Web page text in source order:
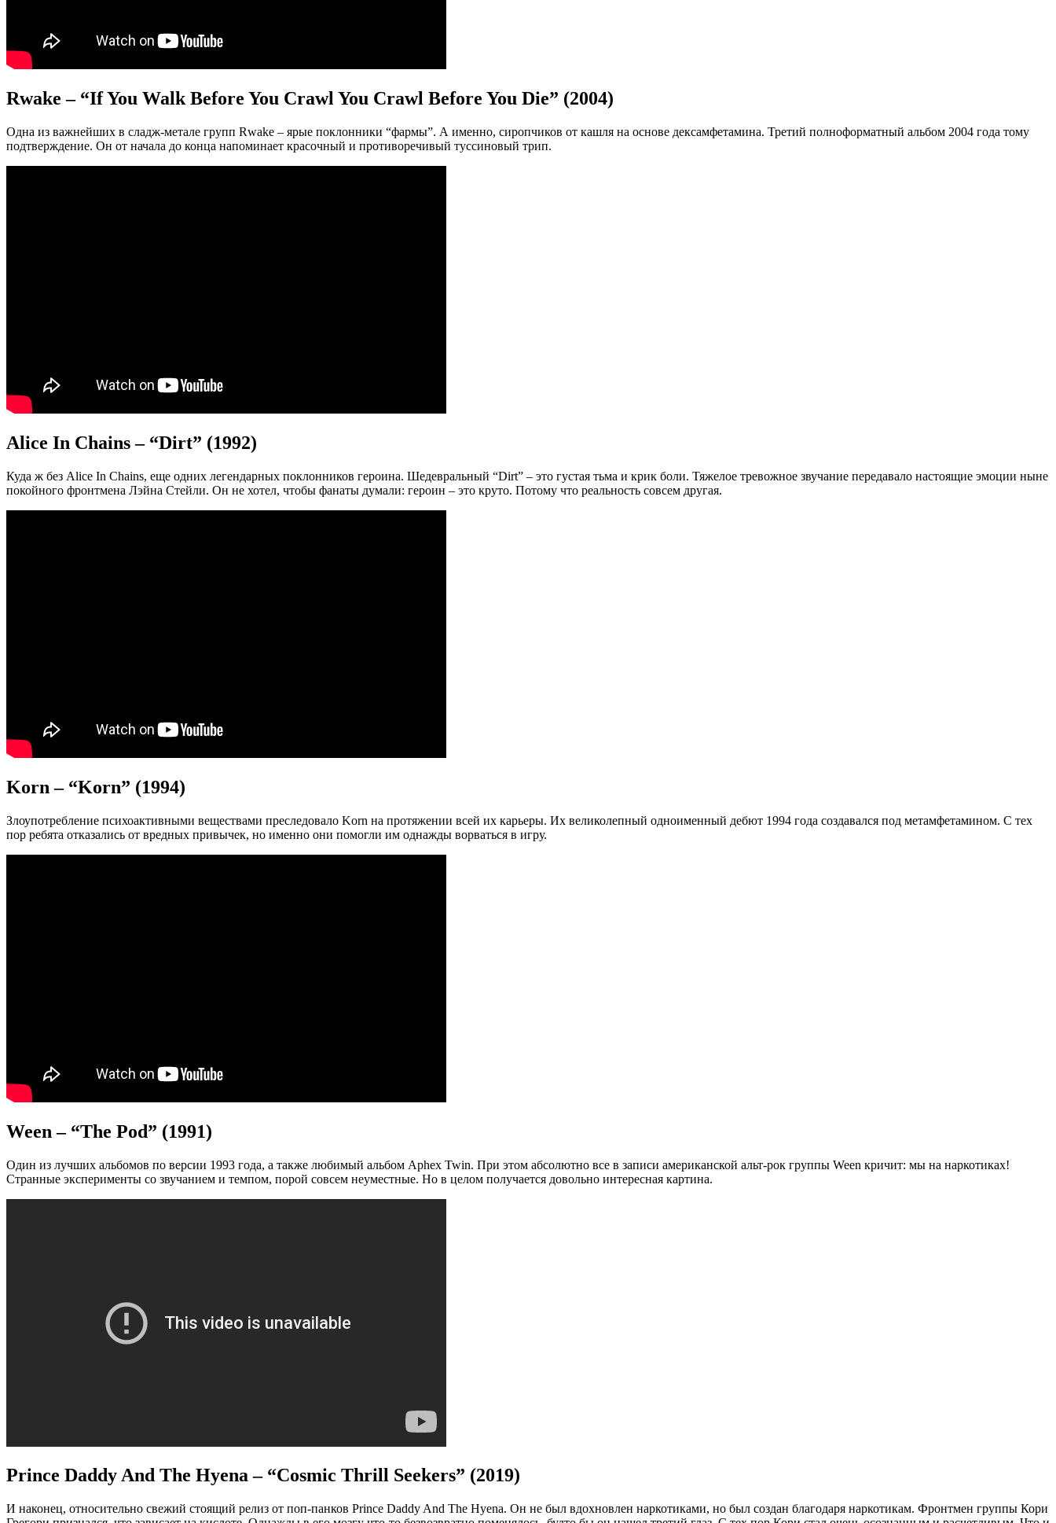
Rwake – “If You Walk Before You Crawl You Crawl Before You Die” (2004)
Одна из важнейших в сладж-метале групп Rwake – ярые поклонники “фармы”. А именно, сиропчиков от кашля на основе дексамфетамина. Третий полноформатный альбом 2004 года тому
подтверждение. Он от начала до конца напоминает красочный и противоречивый туссиновый трип.
Alice In Chains – “Dirt” (1992)
Куда ж без Alice In Chains, еще одних легендарных поклонников героина. Шедевральный “Dirt” – это густая тьма и крик боли. Тяжелое тревожное звучание передавало настоящие эмоции ныне
покойного фронтмена Лэйна Стейли. Он не хотел, чтобы фанаты думали: героин – это круто. Потому что реальность совсем другая.
Korn – “Korn” (1994)
Злоупотребление психоактивными веществами преследовало Korn на протяжении всей их карьеры. Их великолепный одноименный дебют 1994 года создавался под метамфетамином. С тех
пор ребята отказались от вредных привычек, но именно они помогли им однажды ворваться в игру.
Ween – “The Pod” (1991)
Один из лучших альбомов по версии 1993 года, а также любимый альбом Aphex Twin. При этом абсолютно все в записи американской альт-рок группы Ween кричит: мы на наркотиках!
Странные эксперименты со звучанием и темпом, порой совсем неуместные. Но в целом получается довольно интересная картина.
Prince Daddy And The Hyena – “Cosmic Thrill Seekers” (2019)
И наконец, относительно свежий стоящий релиз от поп-панков Prince Daddy And The Hyena. Он не был вдохновлен наркотиками, но был создан благодаря наркотикам. Фронтмен группы Кори